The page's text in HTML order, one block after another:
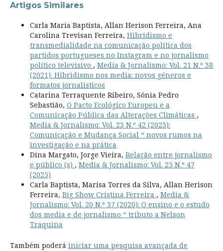
Artigos Similares
Carla Maria Baptista, Allan Herison Ferreira, Ana
Carolina Trevisan Ferreira, Hibridismo e
transmedialidade na comunicação política dos
partidos portugueses no Instagram e no jornalismo
político televisivo , Media & Jornalismo: Vol. 21 N.º 38
(2021): Hibridismo nos media: novos géneros e
formatos jornalísticos
Catarina Terraquente Ribeiro, Sónia Pedro
Sebastião, O Pacto Ecológico Europeu e a
Comunicação Pública das Alterações Climáticas ,
Media & Jornalismo: Vol. 23 N.º 42 (2023):
Comunicação e Mudança Social “ novos rumos na
investigação e na prática
Dina Margato, Jorge Vieira, Relação entre jornalismo
e público (s) , Media & Jornalismo: Vol. 25 N.º 47
(2025)
Carla Baptista, Marisa Torres da Silva, Allan Herison
Ferreira, Big Show Cristina Ferreira , Media &
Jornalismo: Vol. 20 N.º 37 (2020): O ensino e o estudo
dos media e de jornalismo “ tributo a Nelson
Traquina
Também poderá iniciar uma pesquisa avançada de